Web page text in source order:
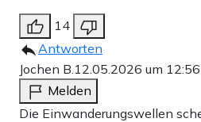
14
Antworten
Jochen B. 12.05.2026 um
Melden
Die Einwanderungswellen